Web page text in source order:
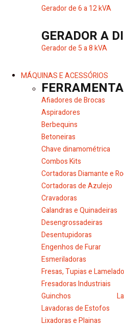
Gerador de 6 a 12 kVA
GERADOR A
Gerador de 5 a 8 kVA
MÁQUINAS E ACESSÓRIOS
Afiadores de Brocas
Aspiradores
Berbequins
Betoneiras
Chave dinamométrica
Combos Kits
Cortadoras Diamante e
Cortadoras de Azulejo
Cravadoras
Calandras e Quinadeiras
Desengrossadeiras
Desentupidoras
Engenhos de Furar
Esmeriladoras
Fresas, Tupias e
Fresadoras Industriais
Guinchos
Lavadoras de Estofos
Lixadoras e Plainas